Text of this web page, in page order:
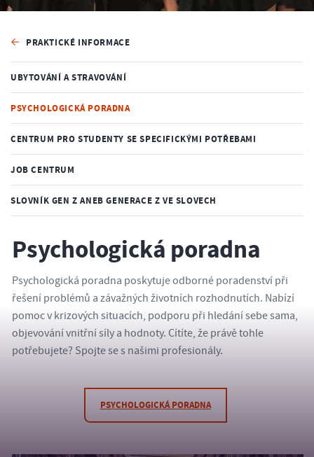
PRAKTICKÉ INFORMACE
UBYTOVÁNÍ A STRAVOVÁNÍ
PSYCHOLOGICKÁ PORADNA
CENTRUM PRO STUDENTY SE SPECIFICKÝMI POTŘEBAMI
JOB CENTRUM
SLOVNÍK GEN Z ANEB GENERACE Z VE SLOVECH
Psychologická poradna
Psychologická poradna poskytuje odborné poradenství při
řešení problémů a závažných životních rozhodnutích. Nabízí
pomoc v krizových situacích, podporu při hledání sebe sama,
objevování vnitřní síly a hodnoty. Cítíte, že právě tohle
potřebujete? Spojte se s našimi profesionály.
PSYCHOLOGICKÁ PORADNA